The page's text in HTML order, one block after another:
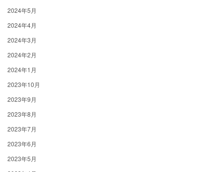
2024年5月
2024年4月
2024年3月
2024年2月
2024年1月
2023年10月
2023年9月
2023年8月
2023年7月
2023年6月
2023年5月